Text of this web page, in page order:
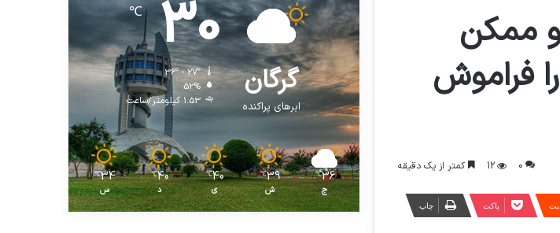
ممکن
فراموش
0
12 کمتر از یک دقیقه
پاکت چاپ
گرگان
ابرهای پراکنده
30
℃
36º - 27º
52%
1.53 کیلومتر/ساعت
36
℃
ج
39
℃
ش
40
℃
ی
40
℃
د
34
℃
س